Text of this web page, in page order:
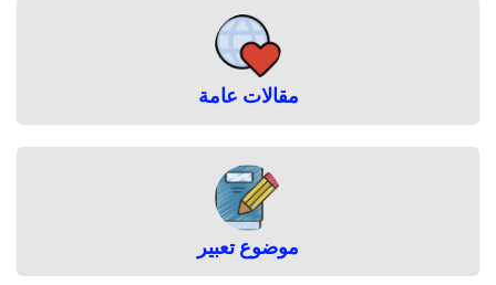
مقالات عامة
موضوع تعبير